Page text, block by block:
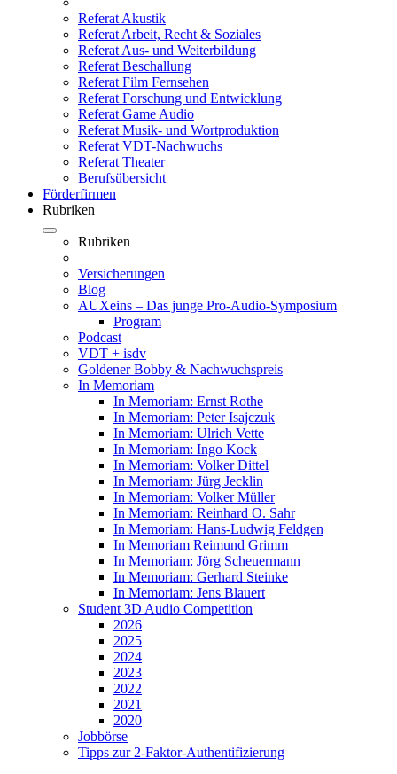
Referat Akustik
Referat Arbeit, Recht & Soziales
Referat Aus- und Weiterbildung
Referat Beschallung
Referat Film Fernsehen
Referat Forschung und Entwicklung
Referat Game Audio
Referat Musik- und Wortproduktion
Referat VDT-Nachwuchs
Referat Theater
Berufsübersicht
Förderfirmen
Rubriken
Rubriken
Versicherungen
Blog
AUXeins – Das junge Pro-Audio-Symposium
Program
Podcast
VDT + isdv
Goldener Bobby & Nachwuchspreis
In Memoriam
In Memoriam: Ernst Rothe
In Memoriam: Peter Isajczuk
In Memoriam: Ulrich Vette
In Memoriam: Ingo Kock
In Memoriam: Volker Dittel
In Memoriam: Jürg Jecklin
In Memoriam: Volker Müller
In Memoriam: Reinhard O. Sahr
In Memoriam: Hans-Ludwig Feldgen
In Memoriam Reimund Grimm
In Memoriam: Jörg Scheuermann
In Memoriam: Gerhard Steinke
In Memoriam: Jens Blauert
Student 3D Audio Competition
2026
2025
2024
2023
2022
2021
2020
Jobbörse
Tipps zur 2-Faktor-Authentifizierung